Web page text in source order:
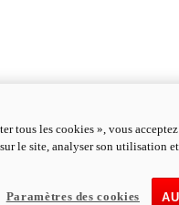
tous les cookies », vous
le site, analyser son utilisation
Paramètres des cookies